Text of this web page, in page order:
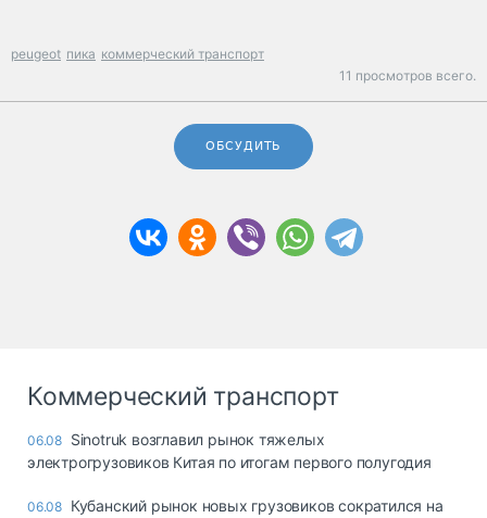
peugeot пика коммерческий транспорт
11 просмотров всего.
ОБСУДИТЬ
Коммерческий транспорт
06.08 Sinotruk возглавил рынок тяжелых
электрогрузовиков Китая по итогам первого полугодия
06.08 Кубанский рынок новых грузовиков сократился на